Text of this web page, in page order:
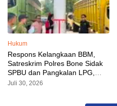
Hukum
Respons Kelangkaan BBM,
Satreskrim Polres Bone Sidak
SPBU dan Pangkalan LPG,
AKP Alvin Aji Imbau Pengelola
Juli 30, 2026